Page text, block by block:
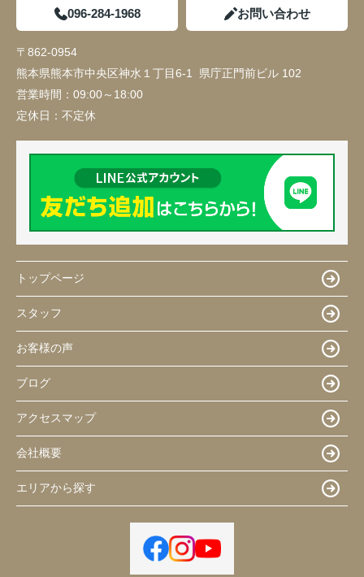
096-284-1968 お問い合わせ
〒862-0954
熊本県熊本市中央区神水１丁目6-1 県庁正門前ビル 102
営業時間： 09:00～18:00
定休日： 不定休
トップページ
スタッフ
お客様の声
ブログ
アクセスマップ
会社概要
エリアから探す